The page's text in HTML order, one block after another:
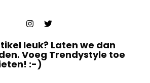
leuk? Laten we dan
Voeg Trendystyle toe
:-)